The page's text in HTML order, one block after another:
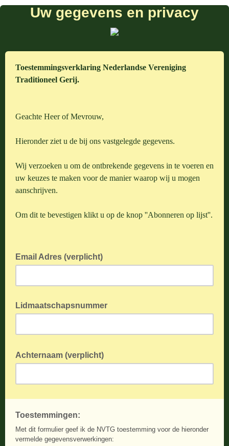
Uw gegevens en privacy
Toestemmingsverklaring Nederlandse Vereniging
Traditioneel Gerij.
Geachte Heer of Mevrouw,
Hieronder ziet u de bij ons vastgelegde gegevens.
Wij verzoeken u om de ontbrekende gegevens in te voeren en
uw keuzes te maken voor de manier waarop wij u mogen
aanschrijven.
Om dit te bevestigen klikt u op de knop ''Abonneren op lijst''.
Email Adres (verplicht)
Lidmaatschapsnummer
Achternaam (verplicht)
Toestemmingen:
Met dit formulier geef ik de NVTG toestemming voor de hieronder
vermelde gegevensverwerkingen: